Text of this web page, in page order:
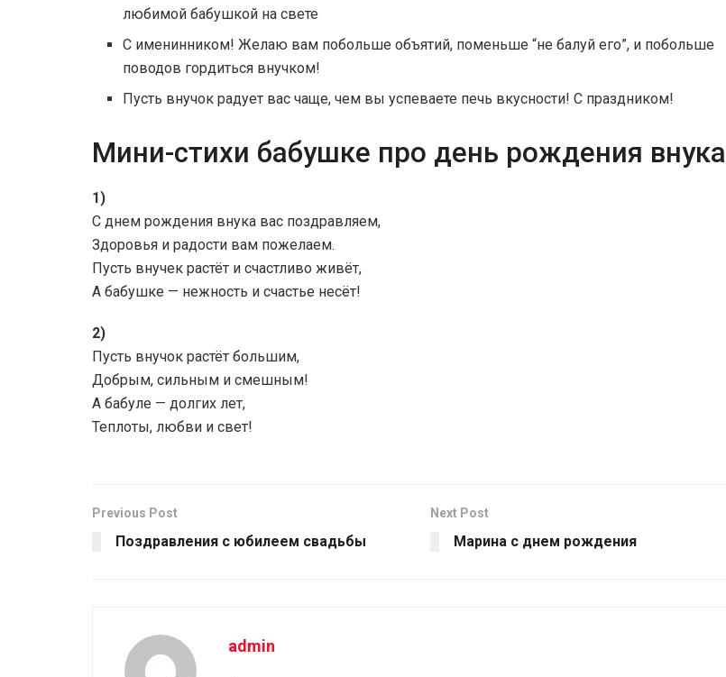
любимой бабушкой на свете
С именинником! Желаю вам побольше объятий, поменьше “не балуй его”, и побольше
поводов гордиться внучком!
Пусть внучок радует вас чаще, чем вы успеваете печь вкусности! С праздником!
Мини-стихи бабушке про день рождения внука
1)
С днем рождения внука вас поздравляем,
Здоровья и радости вам пожелаем.
Пусть внучек растёт и счастливо живёт,
А бабушке — нежность и счастье несёт!
2)
Пусть внучок растёт большим,
Добрым, сильным и смешным!
А бабуле — долгих лет,
Теплоты, любви и свет!
Previous Post
Поздравления с юбилеем свадьбы
Next Post
Марина с днем рождения
admin